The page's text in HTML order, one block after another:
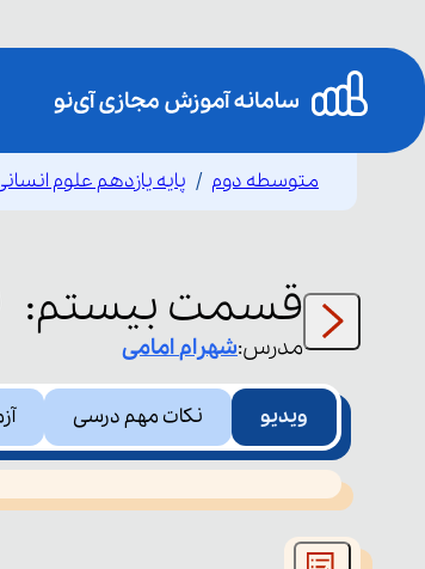
متوسطه دوم پایه یازدهم علوم
قسمت بیستم:
مدرس:شهرامامامی
ویدیو نکات مهم درسی
This
is
window.